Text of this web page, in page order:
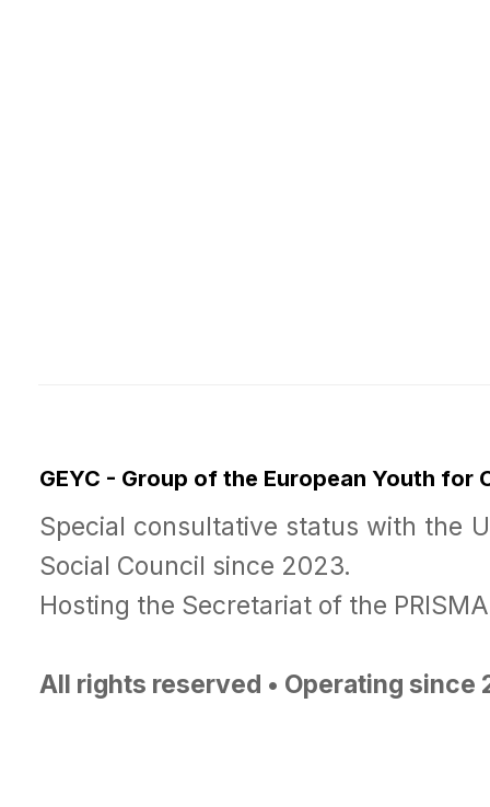
GEYC - Group of the European Youth for
Special consultative status with the
Social Council since 2023.
Hosting the Secretariat of the
All rights reserved • Operating since